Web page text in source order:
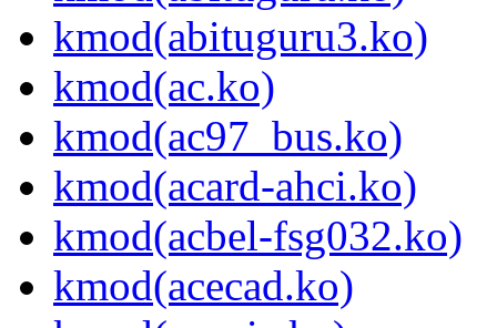
kmod(abituguru3.ko)
kmod(ac.ko)
kmod(ac97_bus.ko)
kmod(acard-ahci.ko)
kmod(acbel-fsg032.ko)
kmod(acecad.ko)